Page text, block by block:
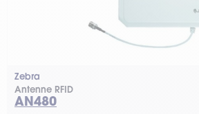
Zebra
Antenne RFID
AN480